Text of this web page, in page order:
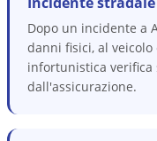
Dopo un incidente a
danni fisici, al veicolo
infortunistica verifica
dall'assicurazione.